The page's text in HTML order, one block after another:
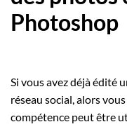
Photoshop
Si vous avez déjà édité
réseau social, alors
compétence peut être